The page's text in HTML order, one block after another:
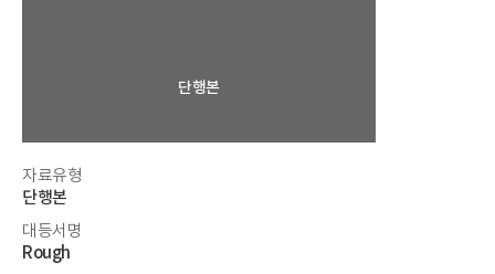
단행본
자료유형
단행본
대등서명
Rough